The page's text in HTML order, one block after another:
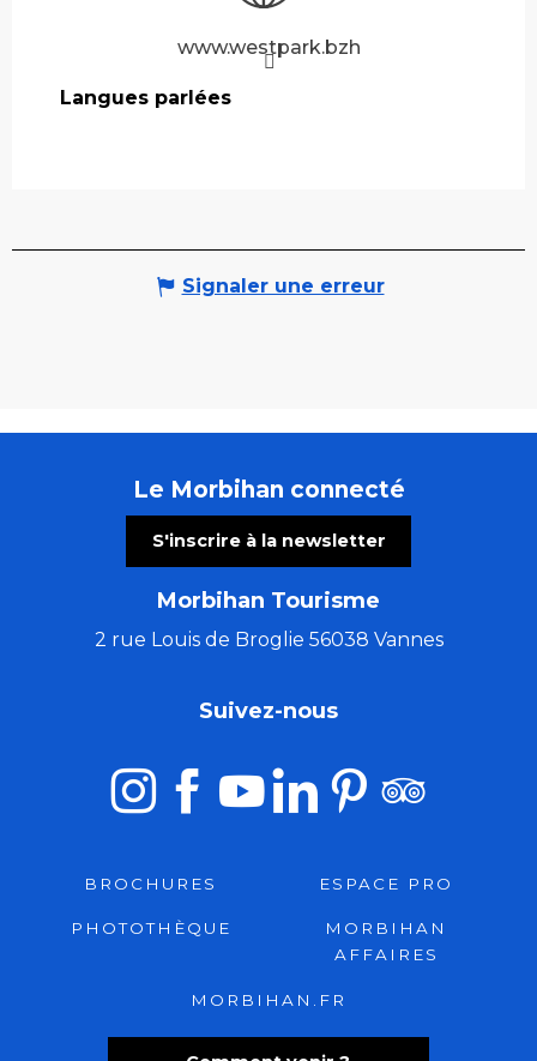
www.westpark.bzh
Langues parlées
Langues parlées
Signaler une erreur
Le Morbihan connecté
S'inscrire à la newsletter
Morbihan Tourisme
2 rue Louis de Broglie 56038 Vannes
Suivez-nous
BROCHURES ESPACE PRO
PHOTOTHÈQUE
MORBIHAN
AFFAIRES
MORBIHAN.FR